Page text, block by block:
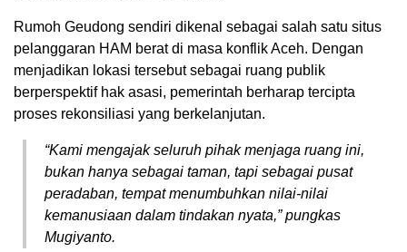
Rumoh Geudong sendiri dikenal sebagai salah satu situs
pelanggaran HAM berat di masa konflik Aceh. Dengan
menjadikan lokasi tersebut sebagai ruang publik
berperspektif hak asasi, pemerintah berharap tercipta
proses rekonsiliasi yang berkelanjutan.
“Kami mengajak seluruh pihak menjaga ruang ini,
bukan hanya sebagai taman, tapi sebagai pusat
peradaban, tempat menumbuhkan nilai-nilai
kemanusiaan dalam tindakan nyata,” pungkas
Mugiyanto.